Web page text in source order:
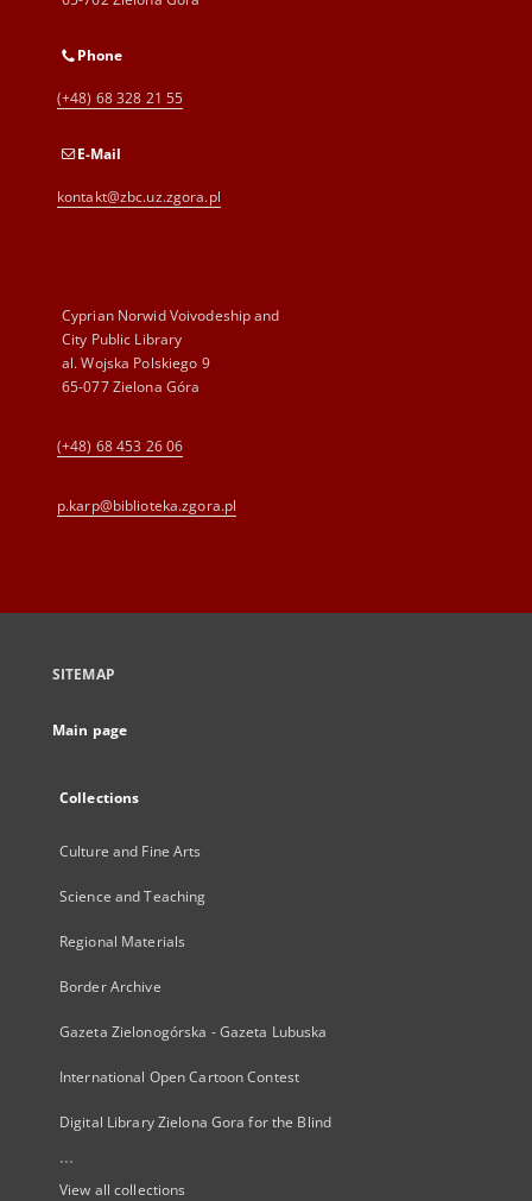
Phone
(+48) 68 328 21 55
E-Mail
kontakt@zbc.uz.zgora.pl
Cyprian Norwid Voivodeship and
City Public Library
al. Wojska Polskiego 9
65-077 Zielona Góra
(+48) 68 453 26 06
p.karp@biblioteka.zgora.pl
SITEMAP
Main page
Collections
Culture and Fine Arts
Science and Teaching
Regional Materials
Border Archive
Gazeta Zielonogórska - Gazeta Lubuska
International Open Cartoon Contest
Digital Library Zielona Gora for the Blind
...
View all collections